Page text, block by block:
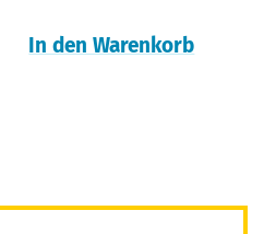
In den Warenkorb